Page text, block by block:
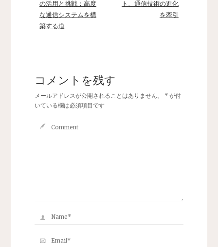
の活用と挑戦：高度
な通信システムを構
築する道
ト、通信技術の進化
を牽引
コメントを残す
メールアドレスが公開されることはありません。 *が付
いている欄は必須項目です